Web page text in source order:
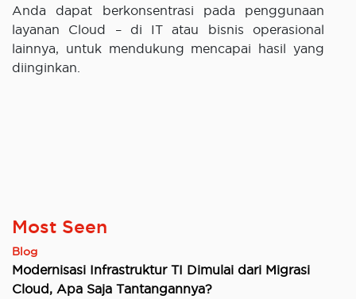
Anda dapat berkonsentrasi pada penggunaan
layanan Cloud – di IT atau bisnis operasional
lainnya, untuk mendukung mencapai hasil yang
diinginkan.
Most Seen
Blog
Modernisasi Infrastruktur TI Dimulai dari Migrasi
Cloud, Apa Saja Tantangannya?